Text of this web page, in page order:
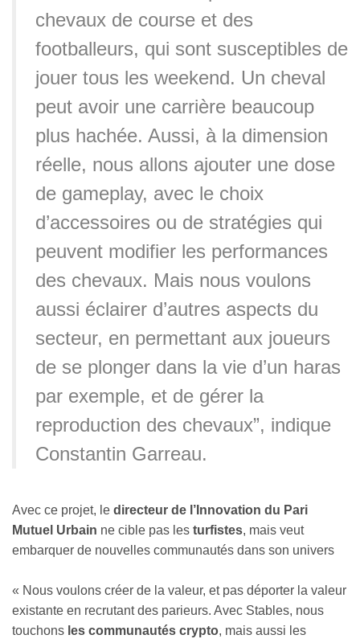
chevaux de course et des
footballeurs, qui sont susceptibles de
jouer tous les weekend. Un cheval
peut avoir une carrière beaucoup
plus hachée. Aussi, à la dimension
réelle, nous allons ajouter une dose
de gameplay, avec le choix
d’accessoires ou de stratégies qui
peuvent modifier les performances
des chevaux. Mais nous voulons
aussi éclairer d’autres aspects du
secteur, en permettant aux joueurs
de se plonger dans la vie d’un haras
par exemple, et de gérer la
reproduction des chevaux”, indique
Constantin Garreau.
Avec ce projet, le directeur de l’Innovation du Pari
Mutuel Urbain ne cible pas les turfistes, mais veut
embarquer de nouvelles communautés dans son univers
« Nous voulons créer de la valeur, et pas déporter la valeur
existante en recrutant des parieurs. Avec Stables, nous
touchons les communautés crypto, mais aussi les